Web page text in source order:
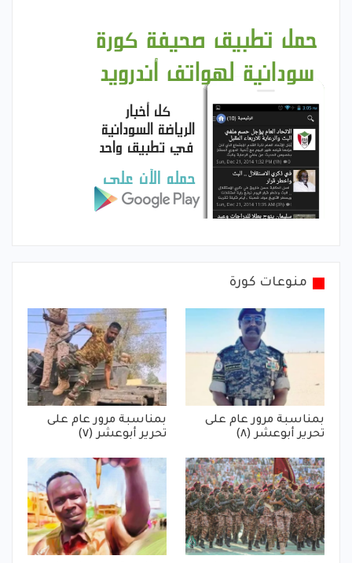
منوعات كورة
بمناسبة مرور عام على
تحرير أبوعشر (٨)
بمناسبة مرور عام على
تحرير أبوعشر (٧)